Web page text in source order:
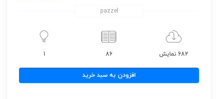
pazzel
682 نمایش 86
1
مجله
افزودن به سبد خرید